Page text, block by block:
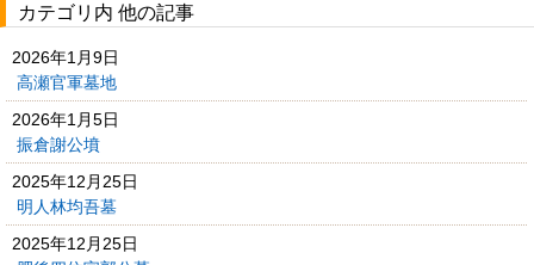
カテゴリ内 他の記事
2026年1月9日
高瀬官軍墓地
2026年1月5日
振倉謝公墳
2025年12月25日
明人林均吾墓
2025年12月25日